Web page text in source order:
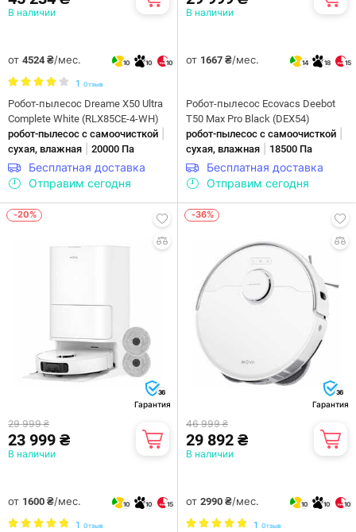
В наличии
от 4524 ₴/мес. 10 10 10
1 Отзыв
Робот-пылесос Dreame X50 Ultra
Complete White (RLX85CE-4-WH)
робот-пылесос с самоочисткой
сухая, влажная 20000 Па
Бесплатная доставка
Отправим сегодня
В наличии
от 1667 ₴/мес. 14 18 15
Робот-пылесос Ecovacs Deebot
T50 Max Pro Black (DEX54)
робот-пылесос с самоочисткой
сухая, влажная 18500 Па
Бесплатная доставка
Отправим сегодня
-20%
36
Гарантия
29 999 ₴
23 999 ₴
В наличии
от 1600 ₴/мес. 10 10 15
1 Отзыв
-36%
36
Гарантия
46 999 ₴
29 892 ₴
В наличии
от 2990 ₴/мес. 10 10 10
1 Отзыв